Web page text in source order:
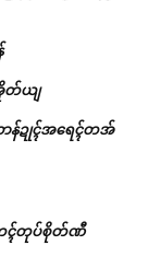
တ်ယျ
န်ဍုၚ်အရေၚ်တအ်
ၚ်တုပ်စိုတ်ဏီ